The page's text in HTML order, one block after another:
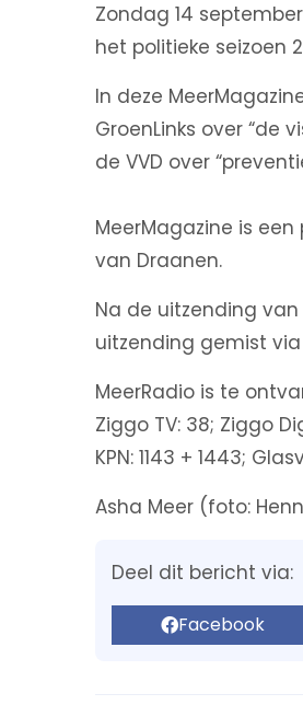
Zondag 14
het politieke seizoen
In deze
GroenLinks over “de
de VVD over
MeerMagazine is een
van Draanen.
Na de uitzending
uitzending gemist
MeerRadio is te
Ziggo TV: 38; Ziggo
KPN: 1143 + 1443;
Asha Meer (foto:
Deel dit bericht via:
Facebook